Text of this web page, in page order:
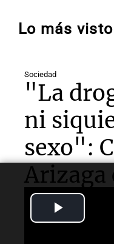
Lo más visto
Sociedad
"La
ni
sexo":
Arizaga
fue su
Moyano